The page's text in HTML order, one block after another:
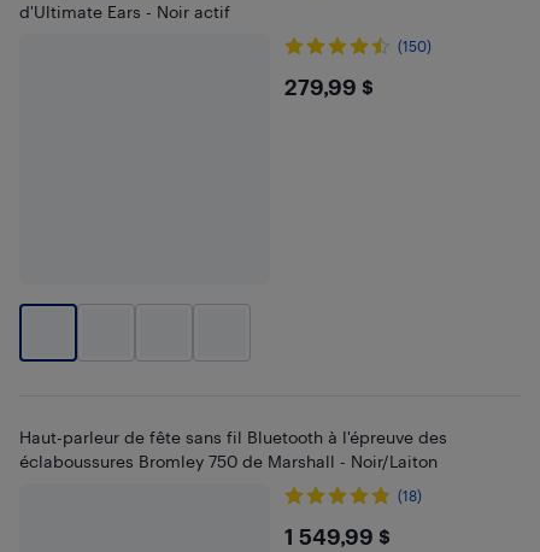
d'Ultimate Ears - Noir actif
(150)
$279.99
279,99 $
Haut-parleur de fête sans fil Bluetooth à l'épreuve des
éclaboussures Bromley 750 de Marshall - Noir/Laiton
(18)
$1549.99
1 549,99 $